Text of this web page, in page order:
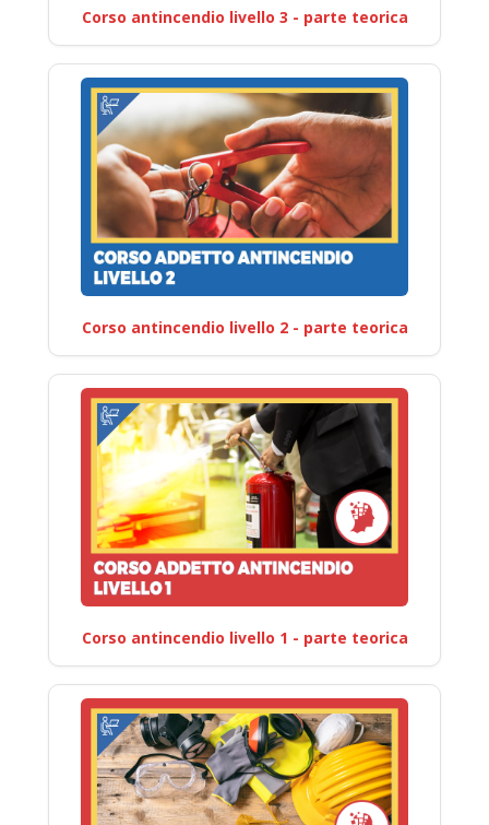
Corso antincendio livello 3 - parte teorica
Corso antincendio livello 2 - parte teorica
Corso antincendio livello 1 - parte teorica